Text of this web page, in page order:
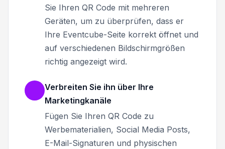
Sie Ihren QR Code mit mehreren
Geräten, um zu überprüfen, dass er
Ihre Eventcube-Seite korrekt öffnet und
auf verschiedenen Bildschirmgrößen
richtig angezeigt wird.
Verbreiten Sie ihn über Ihre
Marketingkanäle
Fügen Sie Ihren QR Code zu
Werbematerialien, Social Media Posts,
E-Mail-Signaturen und physischen